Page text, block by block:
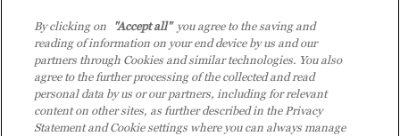
© 2026 TD SYNNEX Italy S.r.l. - Sede legale: via Luigi Russolo 9, 20138
By clicking on "Accept all"you agree to the saving and
reading of information on your end device by us and our
partners through Cookies and similar technologies. You also
agree to the further processing of the collected and read
personal data by us or our partners, including for relevant
content on other sites, as further described in the Privacy
Statement and Cookie settings where you can always manage